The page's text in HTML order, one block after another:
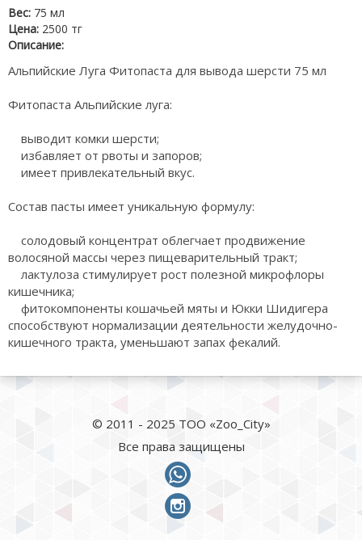
Вес: 75 мл
Цена: 2500 тг
Описание:
Альпийские Луга Фитопаста для вывода шерсти 75 мл
Фитопаста Альпийские луга:
выводит комки шерсти;
избавляет от рвоты и запоров;
имеет привлекательный вкус.
Состав пасты имеет уникальную формулу:
солодовый концентрат облегчает продвижение
волосяной массы через пищеварительный тракт;
лактулоза стимулирует рост полезной микрофлоры
кишечника;
фитокомпоненты кошачьей мяты и Юкки Шидигера
способствуют нормализации деятельности желудочно-
кишечного тракта, уменьшают запах фекалий.
© 2011 - 2025 ТОО «Zoo_City»
Все права защищены